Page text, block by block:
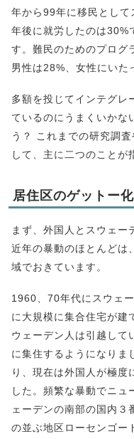
年から99年に移民として
年後に就労したのは30%
す。難民のためのプログ
男性は28%、女性にいた
多額を投じてインテグレ
ているのにうまくいかな
う？ これまでの研究調
して、主に二つのことが
居住区のゲットー化
まず、外国人とスウェー
近年の暴動のほとんどは
域でおきています。
1960、70年代にスウェ
に大規模に集合住宅が建
ウェーデン人は引越して
に集住するようになりま
り、現在は外国人が極度
した。頻繁な暴動でニュ
ェーデンの南部の国内３
の並ぶ地区ローセンゴー